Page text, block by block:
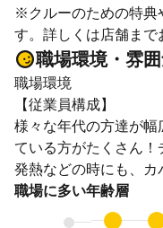
※クルーのための特典
す。詳しくは店舗まで
職場環境・雰
職場環境
【従業員構成】
様々な年代の方達が
ている方がたくさん
発熱などの時にも、カ
職場に多い年齢層